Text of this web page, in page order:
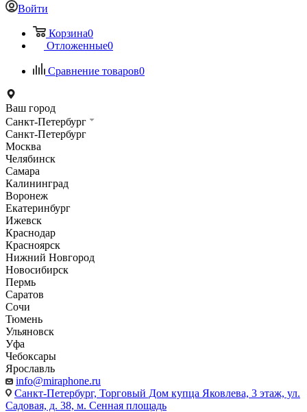
Войти
Корзина0
Отложенные0
Сравнение товаров0
Ваш город
Санкт-Петербург
Санкт-Петербург
Москва
Челябинск
Самара
Калининград
Воронеж
Екатеринбург
Ижевск
Краснодар
Красноярск
Нижний Новгород
Новосибирск
Пермь
Саратов
Сочи
Тюмень
Ульяновск
Уфа
Чебоксары
Ярославль
info@miraphone.ru
Санкт-Петербург, Торговый Дом купца Яковлева, 3 этаж, ул.
Садовая, д. 38, м. Сенная площадь